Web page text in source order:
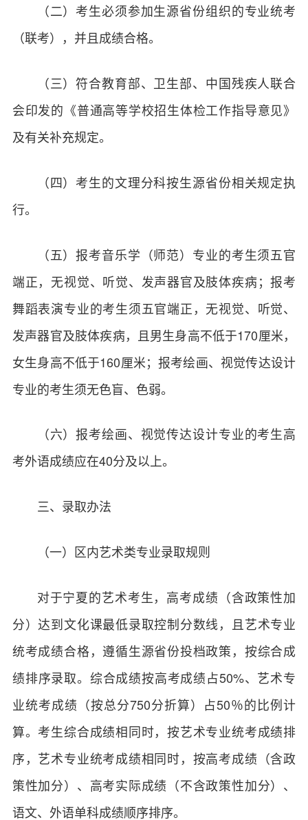
（二）考生必须参加生源省份组织的专业统考
（联考），并且成绩合格。
（三）符合教育部、卫生部、中国残疾人联合
会印发的《普通高等学校招生体检工作指导意见》
及有关补充规定。
（四）考生的文理分科按生源省份相关规定执
行。
（五）报考音乐学（师范）专业的考生须五官
端正，无视觉、听觉、发声器官及肢体疾病；报考
舞蹈表演专业的考生须五官端正，无视觉、听觉、
发声器官及肢体疾病，且男生身高不低于170厘米，
女生身高不低于160厘米；报考绘画、视觉传达设计
专业的考生须无色盲、色弱。
（六）报考绘画、视觉传达设计专业的考生高
考外语成绩应在40分及以上。
三、录取办法
（一）区内艺术类专业录取规则
对于宁夏的艺术考生，高考成绩（含政策性加
分）达到文化课最低录取控制分数线，且艺术专业
统考成绩合格，遵循生源省份投档政策，按综合成
绩排序录取。综合成绩按高考成绩占50%、艺术专
业统考成绩（按总分750分折算）占50％的比例计
算。考生综合成绩相同时，按艺术专业统考成绩排
序，艺术专业统考成绩相同时，按高考成绩（含政
策性加分）、高考实际成绩（不含政策性加分）、
语文、外语单科成绩顺序排序。